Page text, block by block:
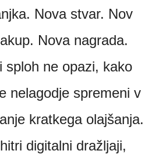
Nova stvar. Nov
Nova nagrada.
sploh ne opazi, kako
nelagodje spremeni v
kratkega olajšanja.
digitalni dražljaji,